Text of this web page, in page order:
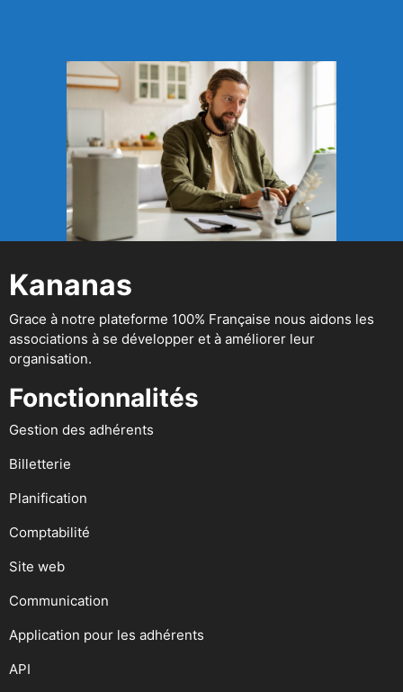
Kananas
Grace à notre plateforme 100% Française nous aidons les
associations à se développer et à améliorer leur
organisation.
Fonctionnalités
Gestion des adhérents
Billetterie
Planification
Comptabilité
Site web
Communication
Application pour les adhérents
API